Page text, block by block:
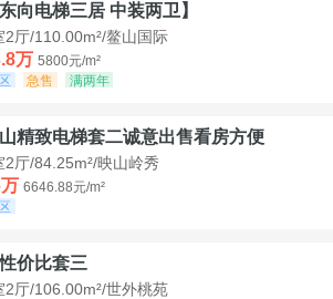
东向电梯三居 中装两卫】
2厅/110.00m²/鳌山国际
万 5800元/m²
急售 满两年
精致电梯套二诚意出售看房方便
2厅/84.25m²/映山岭秀
6646.88元/m²
价比套三
2厅/106.00m²/世外桃苑